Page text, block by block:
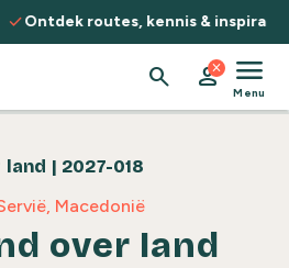
kennis & inspiratie
search person
close menu
Menu
| 2027-018
Macedonië
over land